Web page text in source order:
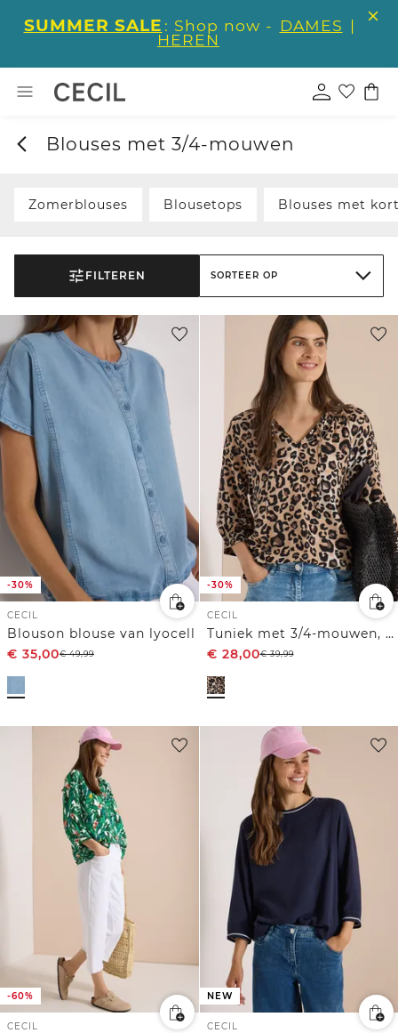
SUMMER SALE : Shop now - DAMES |
HEREN
Blouses met 3/4-mouwen
Zomerblouses Blousetops Blouses met
FILTEREN SORTEER OP
-30%
CECIL
Blouson blouse van lyocell
€ 35,00€49,99
-30%
CECIL
Tuniek met 3/4-mouwen, split in de hals en print
€ 28,00€39,99
-60%
CECIL
NEW
CECIL